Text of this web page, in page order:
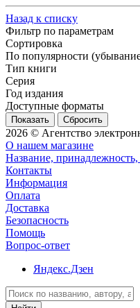
Назад к списку
Фильтр по параметрам
Сортировка
По популярности
Тип книги
Серия
Год издания
Доступные форматы
Сбросить
2026 © Агентство
О нашем магазине
Название,
Контакты
Информация
Оплата
Доставка
Безопасность
Помощь
Вопрос-ответ
Яндекс.Дзен